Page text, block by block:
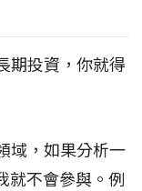
期投資，你就得
域，如果分析一
就不會參與。例